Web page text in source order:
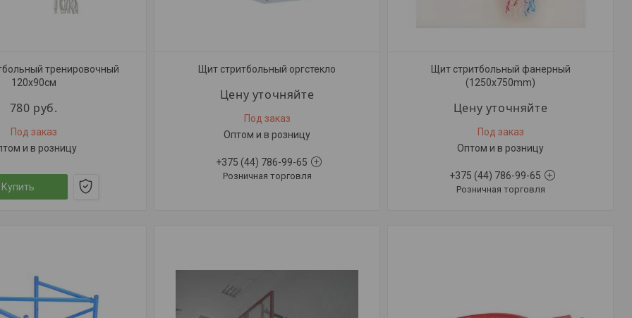
тренировочный
120х90см
780 руб.
Под заказ
и в розницу
Купить
Щит стритбольный оргстекло
Цену уточняйте
Под заказ
Оптом и в розницу
+375 (44) 786-99-65
Розничная торговля
Щит стритбольный фанерный
(1250х750mm)
Цену уточняйте
Под заказ
Оптом и в розницу
+375 (44) 786-99-65
Розничная торговля